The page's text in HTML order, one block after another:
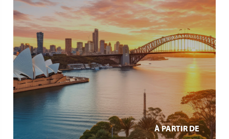
À PARTIR DE
Weltreise
42 Zwischenstopps auf 6 Kontinenten
15 eingeschlossene Ausflüge
EN SAVOIR +